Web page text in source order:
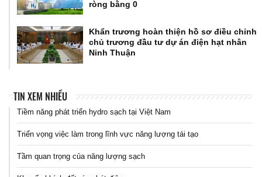
ròng bằng 0
Khẩn trương hoàn thiện hồ sơ điều chỉnh
chủ trương đầu tư dự án điện hạt nhân
Ninh Thuận
TIN XEM NHIỀU
Tiềm năng phát triển hydro sạch tại Việt Nam
Triển vọng việc làm trong lĩnh vực năng lượng tái tạo
Tầm quan trọng của năng lượng sạch